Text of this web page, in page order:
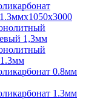
1,3мм
1.3мм
0.8мм
1.3мм